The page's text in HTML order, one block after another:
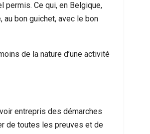
permis. Ce qui, en Belgique,
au bon guichet, avec le bon
de la nature d’une activité
entrepris des démarches
de toutes les preuves et de